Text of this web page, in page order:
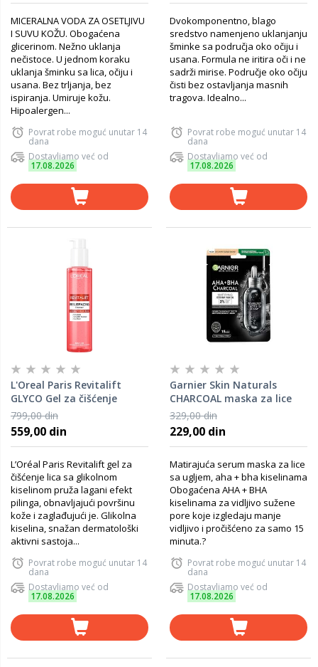
MICERALNA VODA ZA OSETLJIVU
I SUVU KOŽU. Obogaćena
glicerinom. Nežno uklanja
nečistoce. U jednom koraku
uklanja šminku sa lica, očiju i
usana. Bez trljanja, bez
ispiranja. Umiruje kožu.
Hipoalergen...
Povrat robe moguć unutar 14
dana
Dostavljamo već od
17.08.2026
Dvokomponentno, blago
sredstvo namenjeno uklanjanju
šminke sa područja oko očiju i
usana. Formula ne iritira oči i ne
sadrži mirise. Područje oko očiju
čisti bez ostavljanja masnih
tragova. Idealno...
Povrat robe moguć unutar 14
dana
Dostavljamo već od
17.08.2026
L'Oreal Paris Revitalift
GLYCO Gel za čišćenje
150ML
799,00 din
559,00 din
L’Oréal Paris Revitalift gel za
čišćenje lica sa glikolnom
kiselinom pruža lagani efekt
pilinga, obnavljajući površinu
kože i zaglađujući je. Glikolna
kiselina, snažan dermatološki
aktivni sastoja...
Povrat robe moguć unutar 14
dana
Dostavljamo već od
17.08.2026
Garnier Skin Naturals
CHARCOAL maska za lice
28g
329,00 din
229,00 din
Matirajuća serum maska za lice
sa ugljem, aha + bha kiselinama
Obogaćena AHA + BHA
kiselinama za vidljivo sužene
pore koje izgledaju manje
vidljivo i pročišćeno za samo 15
minuta.?
Povrat robe moguć unutar 14
dana
Dostavljamo već od
17.08.2026